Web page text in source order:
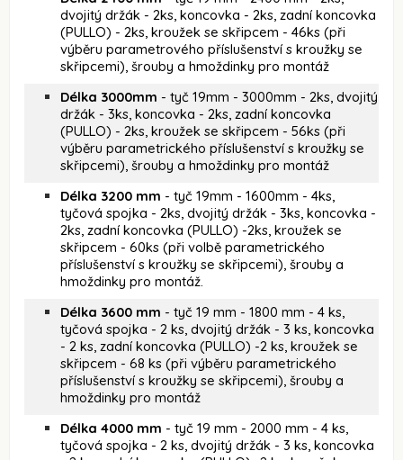
dvojitý držák - 2ks, koncovka - 2ks, zadní koncovka
(PULLO) - 2ks, kroužek se skřipcem - 46ks (při
výběru parametrového příslušenství s kroužky se
skřipcemi), šrouby a hmoždinky pro montáž
Délka 3000mm - tyč 19mm - 3000mm - 2ks, dvojitý
držák - 3ks, koncovka - 2ks, zadní koncovka
(PULLO) - 2ks, kroužek se skřipcem - 56ks (při
výběru parametrického příslušenství s kroužky se
skřipcemi), šrouby a hmoždinky pro montáž
Délka 3200 mm - tyč 19mm - 1600mm - 4ks,
tyčová spojka - 2ks, dvojitý držák - 3ks, koncovka -
2ks, zadní koncovka (PULLO) -2ks, kroužek se
skřipcem - 60ks (při volbě parametrického
příslušenství s kroužky se skřipcemi), šrouby a
hmoždinky pro montáž.
Délka 3600 mm - tyč 19 mm - 1800 mm - 4 ks,
tyčová spojka - 2 ks, dvojitý držák - 3 ks, koncovka
- 2 ks, zadní koncovka (PULLO) -2 ks, kroužek se
skřipcem - 68 ks (při výběru parametrického
příslušenství s kroužky se skřipcemi), šrouby a
hmoždinky pro montáž
Délka 4000 mm - tyč 19 mm - 2000 mm - 4 ks,
tyčová spojka - 2 ks, dvojitý držák - 3 ks, koncovka